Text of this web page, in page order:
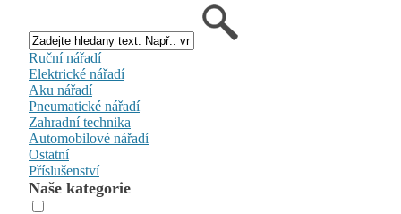
Ruční nářadí
Elektrické nářadí
Aku nářadí
Pneumatické nářadí
Zahradní technika
Automobilové nářadí
Ostatní
Příslušenství
Naše kategorie